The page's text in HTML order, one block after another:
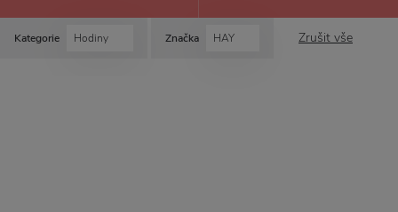
Kategorie Hodiny Značka HAY Zrušit vše